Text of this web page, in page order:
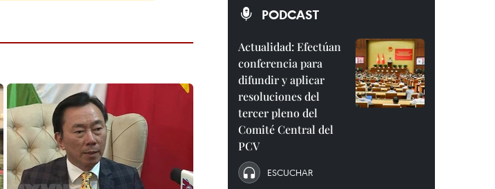
PODCAST
Actualidad: Efectúan
conferencia para
difundir y aplicar
resoluciones del
tercer pleno del
Comité Central del
PCV
ESCUCHAR